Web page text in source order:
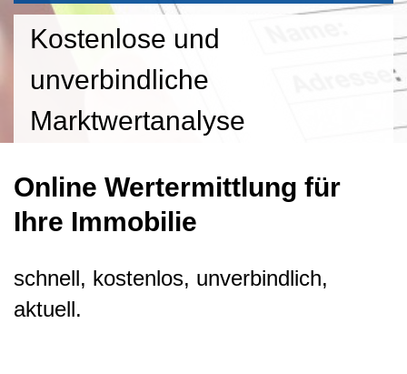
Kostenlose und
unverbindliche
Marktwertanalyse
Online Wertermittlung für
Ihre Immobilie
schnell, kostenlos, unverbindlich,
aktuell.